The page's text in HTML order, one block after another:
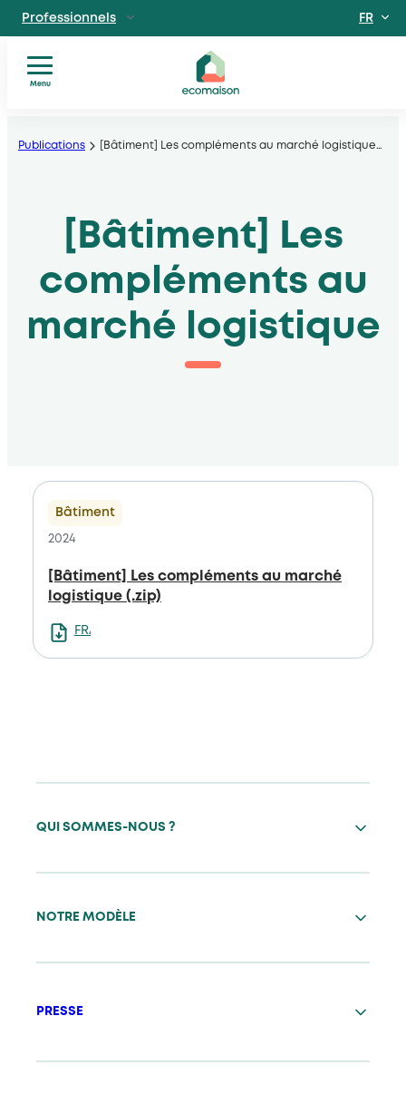
au
Particuliers
Site dédié aux particuliers
Professionnels
Acteurs solidaires, collectivités locales, opérateurs
FR
Menu
êtes
Actualités
Documents
utiles
Publications [Bâtiment] Les compléments au marché logistique…
[Bâtiment] Les
compléments au
marché logistique
Bâtiment
2024
[Bâtiment] Les compléments au marché
logistique (.zip)
FRANCAIS
QUI SOMMES-NOUS ?
NOTRE MODÈLE
PRESSE